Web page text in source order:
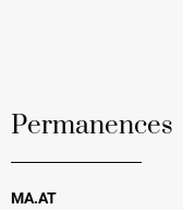
Permanences
MA.AT